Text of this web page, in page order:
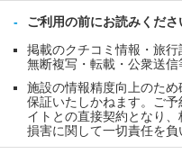
ご利用の前にお読みくださ
掲載のクチコミ情報・旅
無断複写・転載・公衆送信
施設の情報精度向上のた
保証いたしかねます。ご
イトとの直接契約となり
損害に関して一切責任を負